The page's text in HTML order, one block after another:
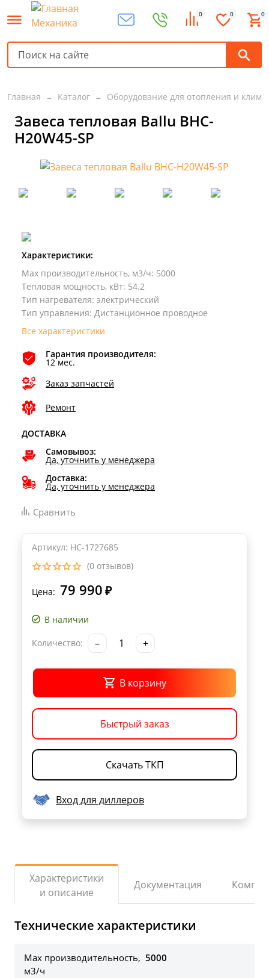
0 0 0
Главная Каталог Оборудование для отопления и
Завеса тепловая Ballu BHC-
H20W45-SP
Характеристики:
Max производительность, м3/ч: 5000
Тепловая мощность, кВт: 54.2
Тип нагревателя: электрический
Тип управления: Дистанционное проводное
Все характеристики
Гарантия производителя:
12 мес.
Заказ запчастей
Ремонт
ДОСТАВКА
Самовывоз:
Да, уточнить у менеджера
Доставка:
Да, уточнить у менеджера
Сравнить
Артикул: НС-1727685
(0 отзывов)
Цена: 79 990 ₽
В наличии
Количество: – +
В корзину
Быстрый заказ
Скачать ТКП
Вход для диллеров
Характеристики
и описание
Документация
Технические характеристики
Max производительность,
м3/ч
5000